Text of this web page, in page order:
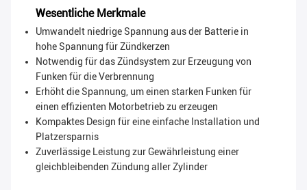
Wesentliche Merkmale
Umwandelt niedrige Spannung aus der Batterie in
hohe Spannung für Zündkerzen
Notwendig für das Zündsystem zur Erzeugung von
Funken für die Verbrennung
Erhöht die Spannung, um einen starken Funken für
einen effizienten Motorbetrieb zu erzeugen
Kompaktes Design für eine einfache Installation und
Platzersparnis
Zuverlässige Leistung zur Gewährleistung einer
gleichbleibenden Zündung aller Zylinder